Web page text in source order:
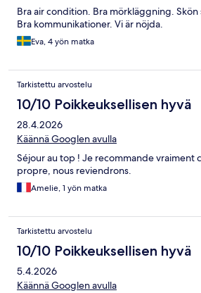
Bra air condition. Bra mörkläggning.
Bra kommunikationer. Vi är nöjda.
Eva, 4 yön matka
Tarkistettu arvostelu
10/10 Poikkeuksellisen hyvä
28.4.2026
Käännä Googlen avulla
Séjour au top ! Je recommande vraiment
propre, nous reviendrons.
Amelie, 1 yön matka
Tarkistettu arvostelu
10/10 Poikkeuksellisen hyvä
5.4.2026
Käännä Googlen avulla